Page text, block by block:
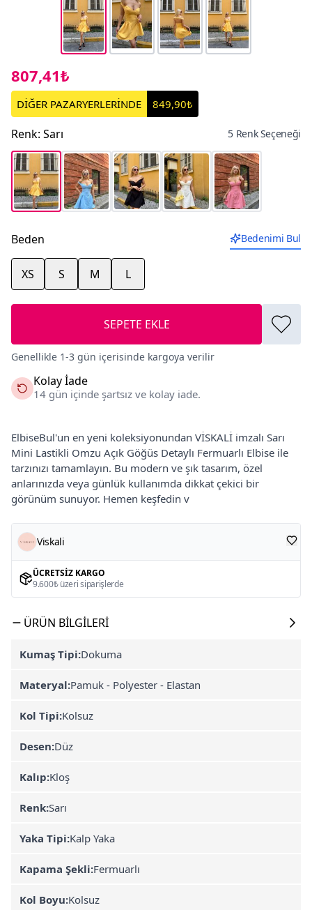
807,41₺
DİĞER PAZARYERLERİNDE 849,90₺
Renk: Sarı 5 Renk Seçeneği
Beden Bedenimi Bul
XS S M L
SEPETE EKLE
Genellikle 1-3 gün içerisinde kargoya verilir
Kolay İade
14 gün içinde şartsız ve kolay iade.
ElbiseBul'un en yeni koleksiyonundan VİSKALİ imzalı Sarı
Mini Lastikli Omzu Açık Göğüs Detaylı Fermuarlı Elbise ile
tarzınızı tamamlayın. Bu modern ve şık tasarım, özel
anlarınızda veya günlük kullanımda dikkat çekici bir
görünüm sunuyor. Hemen keşfedin v
Viskali
ÜCRETSIZ KARGO
9.600₺ üzeri siparişlerde
ÜRÜN BILGILERI
Kumaş Tipi:Dokuma
Materyal:Pamuk - Polyester - Elastan
Kol Tipi:Kolsuz
Desen:Düz
Kalıp:Kloş
Renk:Sarı
Yaka Tipi:Kalp Yaka
Kapama Şekli:Fermuarlı
Kol Boyu:Kolsuz